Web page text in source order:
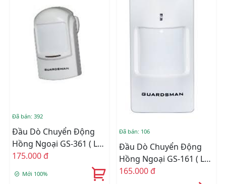
Đã bán: 392
Đầu Dò Chuyển Động
Hồng Ngoại GS-361 ( Lắp
Tường )
175.000 đ
Mới 100%
Đã bán: 106
Đầu Dò Chuyển Động
Hồng Ngoại GS-161 ( Lắp
Tường )
165.000 đ